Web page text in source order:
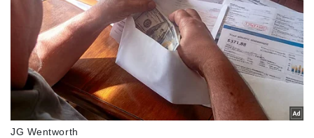
Kinh tế
Bất động sản
Thị trường